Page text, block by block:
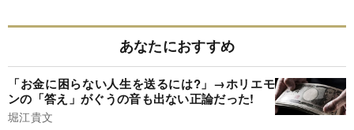
あなたにおすすめ
「お金に困らない人生を送るには?」→ホリエモ
ンの「答え」がぐうの音も出ない正論だった!
堀江貴文